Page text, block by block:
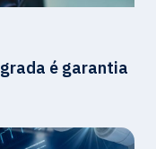
é garantia